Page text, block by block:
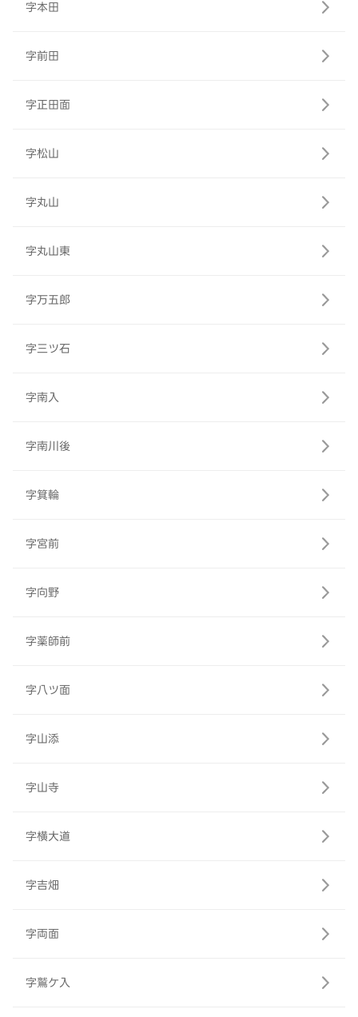
字本田
字前田
字正田面
字松山
字丸山
字丸山東
字万五郎
字三ツ石
字南入
字南川後
字箕輪
字宮前
字向野
字薬師前
字八ツ面
字山添
字山寺
字横大道
字吉畑
字両面
字鷲ケ入